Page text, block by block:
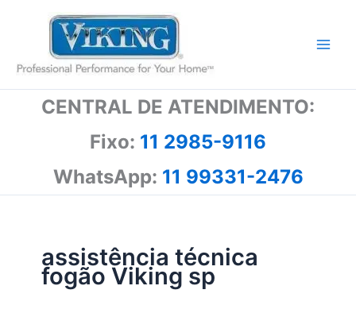
conteúdo
CENTRAL DE ATENDIMENTO:
Fixo: 11 2985-9116
WhatsApp: 11 99331-2476
assistência técnica
fogão Viking sp